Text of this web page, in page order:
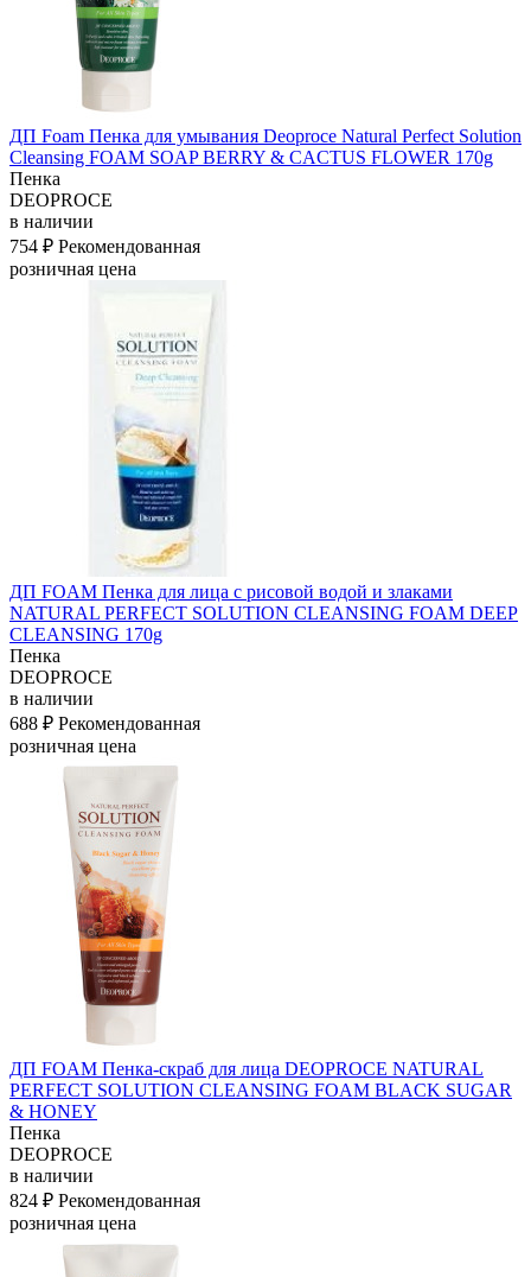
ДП Foam Пенка для умывания Deoproce Natural Perfect Solution
Cleansing FOAM SOAP BERRY & CACTUS FLOWER 170g
Пенка
DEOPROCE
в наличии
754 ₽ Рекомендованная
розничная цена
ДП FOAM Пенка для лица с рисовой водой и злаками
NATURAL PERFECT SOLUTION CLEANSING FOAM DEEP
CLEANSING 170g
Пенка
DEOPROCE
в наличии
688 ₽ Рекомендованная
розничная цена
ДП FOAM Пенка-скраб для лица DEOPROCE NATURAL
PERFECT SOLUTION CLEANSING FOAM BLACK SUGAR
& HONEY
Пенка
DEOPROCE
в наличии
824 ₽ Рекомендованная
розничная цена